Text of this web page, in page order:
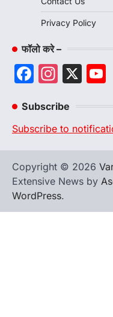
Privacy Policy
फॉलो करे –
Facebook
X
Subscribe
Subscribe to
Copyright © 2026
Extensive News by
WordPress.